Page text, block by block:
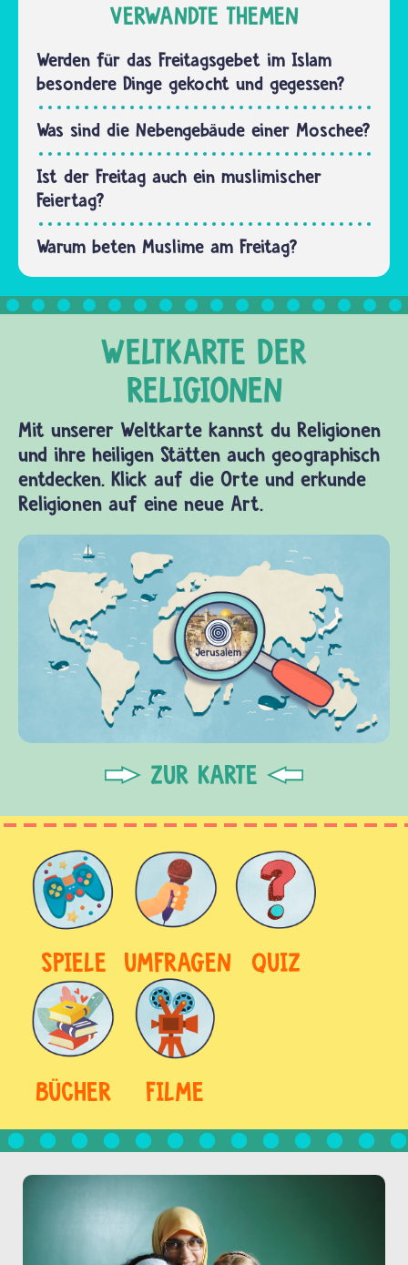
Mittag
höchsten
steht,
heißt…
keinen
Pfarrer.
Sie
haben
den
Imam. Er
ist der
Vorbeter
in der
Moschee
und
VERWANDTE THEMEN
Werden für das Freitagsgebet im Islam
besondere Dinge gekocht und gegessen?
Was sind die Nebengebäude einer Moschee?
Ist der Freitag auch ein muslimischer
Feiertag?
Warum beten Muslime am Freitag?
Mit unserer Weltkarte kannst du Religionen
und ihre heiligen Stätten auch geographisch
entdecken. Klick auf die Orte und erkunde
Religionen auf eine neue Art.
ZUR KARTE
SPIELE UMFRAGEN QUIZ
BÜCHER FILME